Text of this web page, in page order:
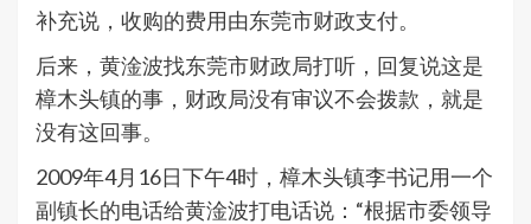
补充说，收购的费用由东莞市财政支付。
后来，黄淦波找东莞市财政局打听，回复说这是
樟木头镇的事，财政局没有审议不会拨款，就是
没有这回事。
2009年4月16日下午4时，樟木头镇李书记用一个
副镇长的电话给黄淦波打电话说：“根据市委领导